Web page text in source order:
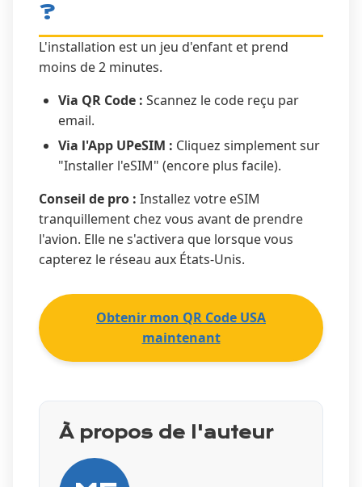
?
L'installation est un jeu d'enfant et prend
moins de 2 minutes.
Via QR Code : Scannez le code reçu par
email.
Via l'App UPeSIM : Cliquez simplement sur
"Installer l'eSIM" (encore plus facile).
Conseil de pro : Installez votre eSIM
tranquillement chez vous avant de prendre
l'avion. Elle ne s'activera que lorsque vous
capterez le réseau aux États-Unis.
Obtenir mon QR Code USA
maintenant
À propos de l'auteur